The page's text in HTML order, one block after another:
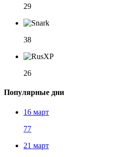
29
38
26
Популярные дни
16 март
77
21 март